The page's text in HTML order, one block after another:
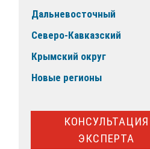
Дальневосточный
Северо-Кавказский
Крымский округ
Новые регионы
КОНСУЛЬТАЦИЯ
ЭКСПЕРТА